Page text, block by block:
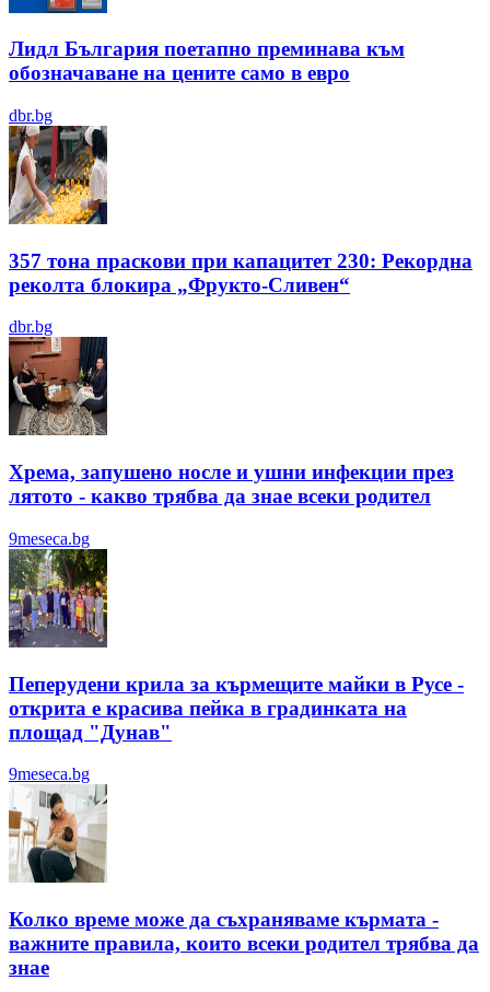
Лидл България поетапно преминава към
обозначаване на цените само в евро
dbr.bg
357 тона праскови при капацитет 230: Рекордна
реколта блокира „Фрукто-Сливен“
dbr.bg
Хрема, запушено носле и ушни инфекции през
лятотo - какво трябва да знае всеки родител
9meseca.bg
Пеперудени крила за кърмещите майки в Русе -
открита е красива пейка в градинката на
площад "Дунав"
9meseca.bg
Колко време може да съхраняваме кърмата -
важните правила, които всеки родител трябва да
знае